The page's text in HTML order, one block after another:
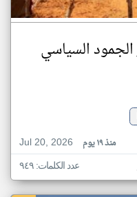
الجمود السياسي
Jul 20, 2026
منذ ١٩ يوم
عدد الكلمات: ٩٤٩